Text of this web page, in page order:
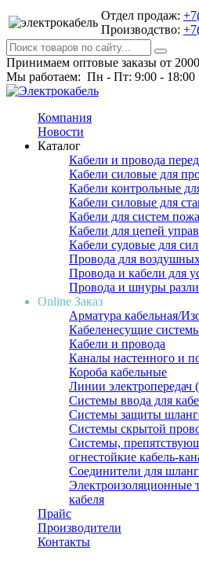
Отдел продаж:
Производство:
Принимаем оптовые заказы от
Мы работаем: Пн - Пт: 9:00 - 18:00
Компания
Новости
Каталог
Кабели и провода
Кабели силовые для
Кабели контрольные
Кабели силовые для
Кабели для систем
Кабели для цепей
Кабели судовые для
Провода для
Провода и кабели для
Провода и шнуры
Online Заказ
Арматура кабельная/
Кабеленесущие
Кабели и провода
Каналы настенного и
Короба кабельные
Линии
Системы ввода для
Системы защиты
Системы скрытой
Системы,
огнестойкие кабель-
Соединители для
Электроизоляционные
кабеля
Прайс
Производители
Контакты